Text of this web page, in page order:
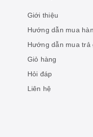
Giới thiệu
Hướng dẫn mua
Hướng dẫn mua trả
Giỏ hàng
Hỏi đáp
Liên hệ